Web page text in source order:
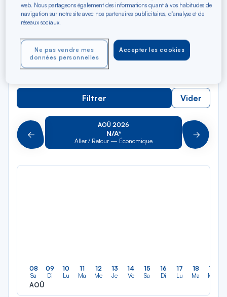
la
Vers
Type de trajet
Aller-Retour Aller simple
Filtrer Vider
Précédent
AOÛ 2026
N/A*
Aller / Retour — Économique Suivant
08
Sa
AOÛ
09
Di
10
Lu
11
Ma
12
Me
13
Je
14
Ve
15
Sa
16
Di
17
Lu
18
Ma
19
Me
web. Nous partageons également des informations quant à vos habitudes de
navigation sur notre site avec nos partenaires publicitaires, d'analyse et de
réseaux sociaux.
Accepter les cookies
Ne pas vendre mes
données personnelles